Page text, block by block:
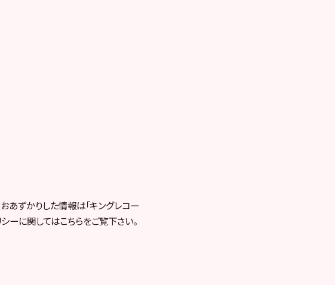
あずかりした情報は「キングレコー
ーに関してはこちらをご覧下さい。